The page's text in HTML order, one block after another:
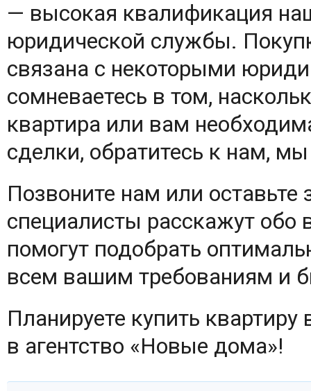
— высокая квалификация
юридической службы.
связана с некоторыми
сомневаетесь в том,
квартира или вам
сделки, обратитесь к нам,
Позвоните нам или
специалисты расскажут обо
помогут подобрать
всем вашим требованиям и
Планируете купить
в агентство «Новые дома»!